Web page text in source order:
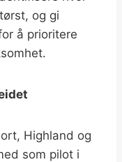
og gi
å prioritere
Highland og
som pilot i